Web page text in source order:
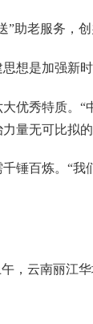
”助老服务，
想是加强新
优秀特质。 “
量无可比拟
锤百炼。 “我
，云南丽江